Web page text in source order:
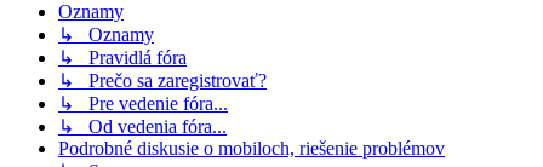
Oznamy
↳ Oznamy
↳ Pravidlá fóra
↳ Prečo sa zaregistrovať?
↳ Pre vedenie fóra...
↳ Od vedenia fóra...
Podrobné diskusie o mobiloch, riešenie problémov